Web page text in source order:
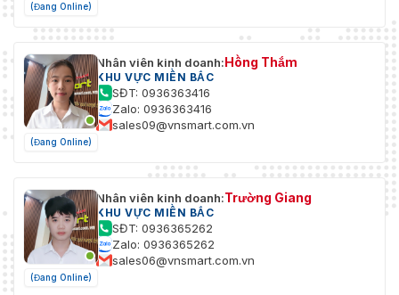
(Đang Online)
(Đang Online)
Nhân viên kinh doanh:Hồng Thắm
KHU VỰC MIỀN BẮC
SĐT: 0936363416
Zalo: 0936363416
sales09@vnsmart.com.vn
(Đang Online)
Nhân viên kinh doanh:Trường Giang
KHU VỰC MIỀN BẮC
SĐT: 0936365262
Zalo: 0936365262
sales06@vnsmart.com.vn